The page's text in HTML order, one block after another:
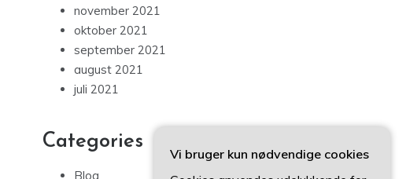
november 2021
oktober 2021
september 2021
august 2021
juli 2021
Categories
Blog
Vi bruger kun nødvendige cookies